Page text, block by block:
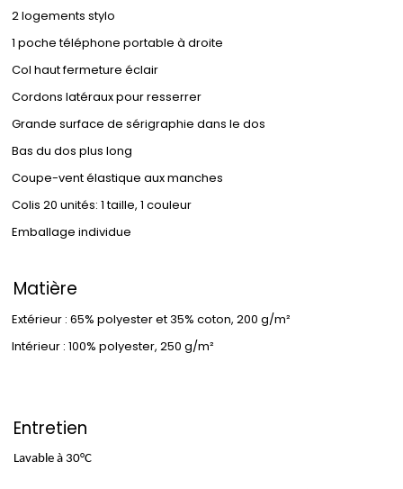
2 logements stylo
1 poche téléphone portable à droite
Col haut fermeture éclair
Cordons latéraux pour resserrer
Grande surface de sérigraphie dans le dos
Bas du dos plus long
Coupe-vent élastique aux manches
Colis 20 unités: 1 taille, 1 couleur
Emballage individue
Matière
Extérieur : 65% polyester et 35% coton, 200 g/m²
Intérieur : 100% polyester, 250 g/m²
Entretien
Lavable à 30°C